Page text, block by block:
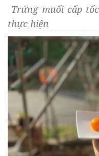
Trứng muối cấp
thực hiện